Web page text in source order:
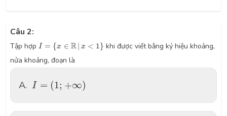
Câu 2:
Tập hợp I = {x ∈ R| x < 1 }
I= ∈ |x <1
khi được viết bằng ký hiệu khoảng,
nửa khoảng, đoạn là
A. I = (1 ; +∞)
I= ;+∞ )